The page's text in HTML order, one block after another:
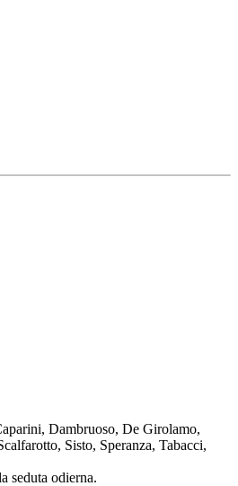
Dambruoso, De Girolamo,
Sisto, Speranza, Tabacci,
seduta odierna.